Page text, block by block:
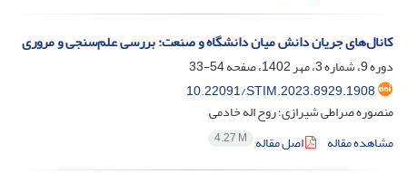
کانال‌‌های جریان دانش میان دانشگاه و صنعت: بررسی علم‌سنجی و مروری
دوره 9، شماره 3، مهر 1402، صفحه
54-33
10.22091/STIM.2023.8929.1908
منصوره صراطی شیرازی؛ روح اله خادمی
مشاهده مقاله
اصل مقاله 4.27 M